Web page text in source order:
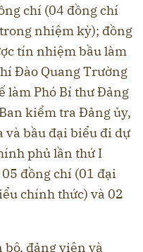
chí (04 đồng chí
nhiệm kỳ); đồng
tín nhiệm bầu làm
Đào Quang Trường
làm Phó Bí thư Đảng
kiểm tra Đảng ủy,
và bầu đại biểu đi dự
phủ lần thứ I
đồng chí (01 đại
chính thức) và 02
đảng viên và